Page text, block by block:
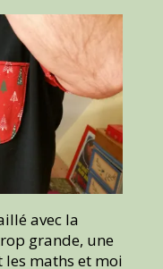
avec la
grande, une
maths et moi